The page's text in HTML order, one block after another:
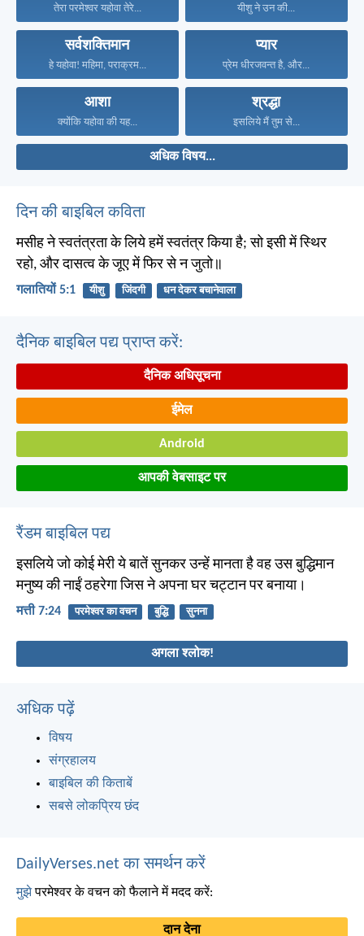
तेरा परमेश्वर यहोवा तेरे... यीशु ने उन की...
सर्वशक्तिमान
हे यहोवा! महिमा, पराक्रम...
प्यार
प्रेम धीरजवन्त है, और...
आशा
क्योंकि यहोवा की यह...
श्रद्धा
इसलिये मैं तुम से...
अधिक विषय...
दिन की बाइबिल कविता
मसीह ने स्वतंत्रता के लिये हमें स्वतंत्र किया है; सो इसी में स्थिर
रहो, और दासत्व के जूए में फिर से न जुतो॥
गलातियों 5:1 यीशु जिंदगी धन देकर बचानेवाला
दैनिक बाइबिल पद्य प्राप्त करें:
दैनिक अधिसूचना
ईमेल
Android
आपकी वेबसाइट पर
रैंडम बाइबिल पद्य
इसलिये जो कोई मेरी ये बातें सुनकर उन्हें मानता है वह उस बुद्धिमान
मनुष्य की नाईं ठहरेगा जिस ने अपना घर चट्टान पर बनाया।
मत्ती 7:24 परमेश्वर का वचन बुद्धि सुनना
अगला श्लोक!
अधिक पढ़ें
विषय
संग्रहालय
बाइबिल की किताबें
सबसे लोकप्रिय छंद
DailyVerses.net का समर्थन करें
मुझेपरमेश्वर के वचन को फैलाने में मदद करें:
दान देना